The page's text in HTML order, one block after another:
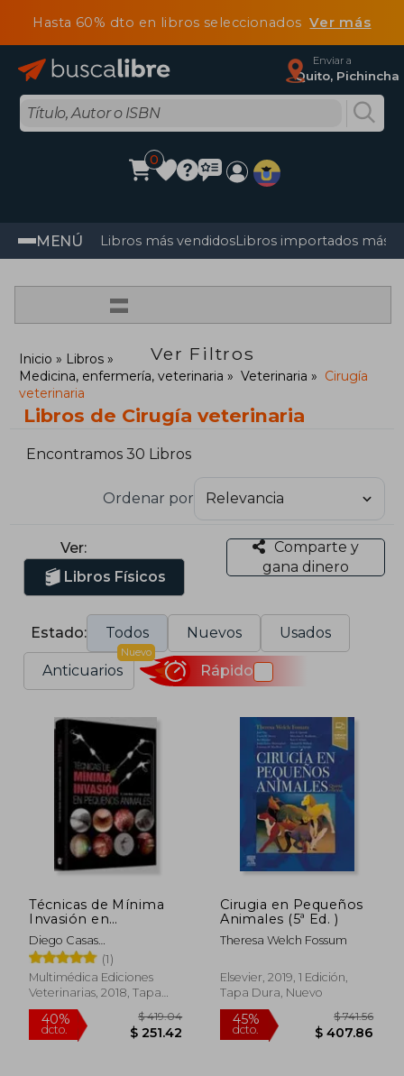
Hasta 60% dto en libros seleccionadosVer más
Enviar a
Quito, Pichincha
0
MENÚ Libros más vendidosLibros importados más
=
Ver Filtros
Inicio
Libros
Medicina, enfermería, veterinaria
Veterinaria
Cirugía
veterinaria
Libros de Cirugía veterinaria
Encontramos 30 Libros
Ordenar por
Ver:
Libros Físicos
Comparte y
gana dinero
Estado: Todos Nuevos Usados
Anticuarios
Nuevo
Rápido
Técnicas de Mínima
Invasión en
Pequeños Animales
Diego Casas
Garc&Iacute;A; Alexis
Santana Gonz&Aacute;Lez
(1)
Multimédica Ediciones
Veterinarias, 2018, Tapa
Dura, Nuevo
Cirugia en Pequeños
Animales (5ª Ed. )
Theresa Welch Fossum
Elsevier, 2019, 1 Edición,
Tapa Dura, Nuevo